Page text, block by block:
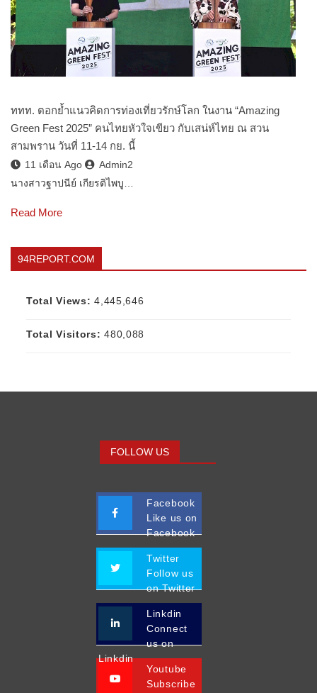
ททท. ตอกย้ำแนวคิดการท่องเที่ยวรักษ์โลก ในงาน “Amazing
Green Fest 2025” คนไทยหัวใจเขียว กับเสน่ห์ไทย ณ สวน
สามพราน วันที่ 11-14 กย. นี้
11 เดือน Ago
Admin2
นางสาวฐาปนีย์ เกียรติไพบู…
Read More
94REPORT.COM
Total Views:4,445,646
Total Visitors:480,088
FOLLOW US
Facebook
Like us on
Facebook
Twitter
Follow us
on Twitter
Linkdin
Connect
us on
Linkdin
Youtube
Subscribe